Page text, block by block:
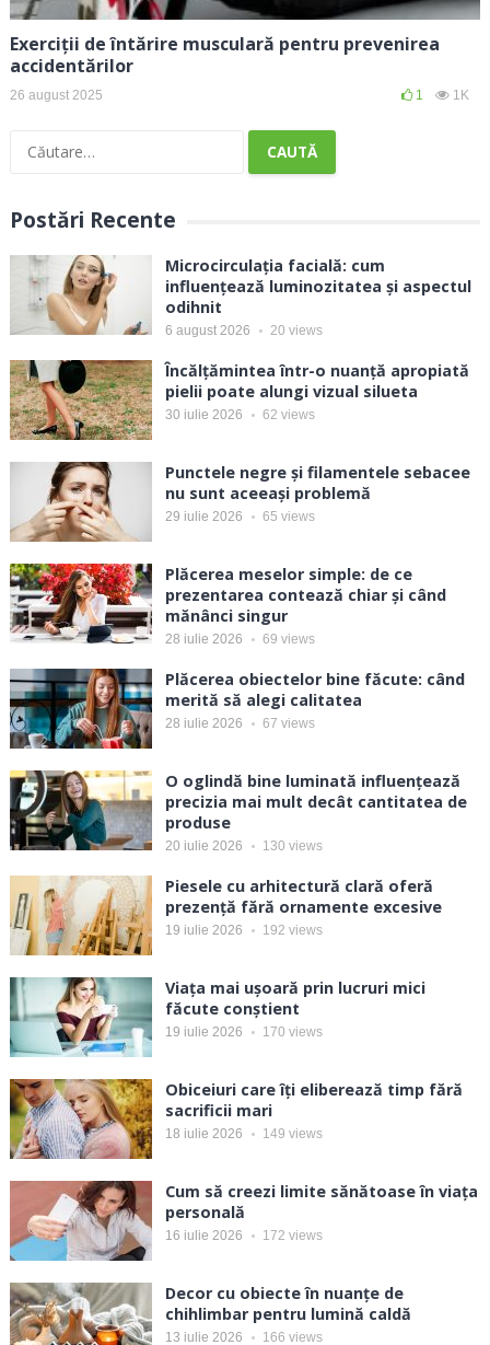
Exerciții de întărire musculară pentru prevenirea
accidentărilor
26 august 2025 1 1K
Caută
Postări Recente
Microcirculația facială: cum
influențează luminozitatea și aspectul
odihnit
6 august 2026 20 views
Încălțămintea într-o nuanță apropiată
pielii poate alungi vizual silueta
30 iulie 2026 62 views
Punctele negre și filamentele sebacee
nu sunt aceeași problemă
29 iulie 2026 65 views
Plăcerea meselor simple: de ce
prezentarea contează chiar și când
mănânci singur
28 iulie 2026 69 views
Plăcerea obiectelor bine făcute: când
merită să alegi calitatea
28 iulie 2026 67 views
O oglindă bine luminată influențează
precizia mai mult decât cantitatea de
produse
20 iulie 2026 130 views
Piesele cu arhitectură clară oferă
prezență fără ornamente excesive
19 iulie 2026 192 views
Viața mai ușoară prin lucruri mici
făcute conștient
19 iulie 2026 170 views
Obiceiuri care îți eliberează timp fără
sacrificii mari
18 iulie 2026 149 views
Cum să creezi limite sănătoase în viața
personală
16 iulie 2026 172 views
Decor cu obiecte în nuanțe de
chihlimbar pentru lumină caldă
13 iulie 2026 166 views